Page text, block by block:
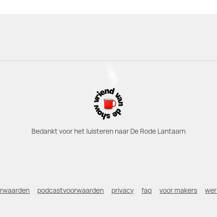
Bedankt voor het luisteren naar De Rode Lantaarn
podcastvoorwaarden privacy faq voor makers